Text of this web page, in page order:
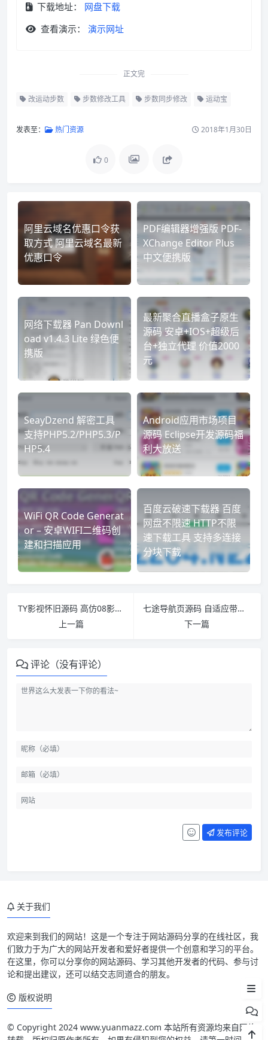
下载地址：
网盘下载
查看演示：
演示网址
正文完
改运动步数 步数修改工具 步数同步修改 运动宝
发表至： 热门资源 2018年1月30日
0
阿里云域名优惠口令获
取方式 阿里云域名最新
优惠口令
PDF编辑器增强版 PDF-
XChange Editor Plus
中文便携版
网络下载器 Pan Downl
oad v1.4.3 Lite 绿色便
携版
最新聚合直播盒子原生
源码 安卓+IOS+超级后
台+独立代理 价值2000
元
SeayDzend 解密工具
支持PHP5.2/PHP5.3/P
HP5.4
Android应用市场项目
源码 Eclipse开发源码福
利大放送
WiFi QR Code Generat
or – 安卓WIFI二维码创
建和扫描应用
百度云破速下载器 百度
网盘不限速 HTTP不限
速下载工具 支持多连接
分块下载
TY影视怀旧源码 高仿08影视模版
上一篇
七途导航页源码 自适应带后台
下一篇
评论（没有评论）
发布评论
文件下载
关于我们
欢迎来到我们的网站！这是一个专注于网站源码分享的在线社区，我
们致力于为广大的网站开发者和爱好者提供一个创意和学习的平台。
在这里，你可以分享你的网站源码、学习其他开发者的代码、参与讨
论和提出建议，还可以结交志同道合的朋友。
版权说明
© Copyright 2024 www.yuanmazz.com 本站所有资源均来自网络